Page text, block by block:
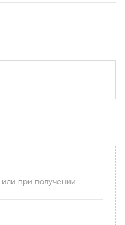
при получении.